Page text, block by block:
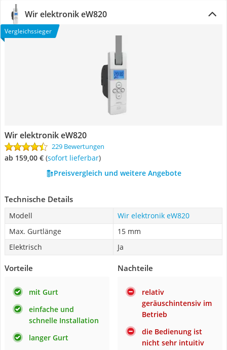
Wir elektronik eW820
Vergleichssieger
Wir elektronik eW820
229 Bewertungen
ab 159,00 € ( Sofort lieferbar)
Preisvergleich und weitere Angebote
Technische Details
Modell
Wir elektronik eW820
Max. Gurtlänge
15 mm
Elektrisch
Ja
Vorteile
mit Gurt
einfache und
schnelle Installation
langer Gurt
Nachteile
relativ
geräuschintensiv im
Betrieb
die Bedienung ist
nicht sehr intuitiv